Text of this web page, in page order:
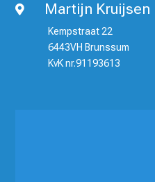
 Martijn Kruijsen
Kempstraat 22
6443VH Brunssum
KvK nr.91193613